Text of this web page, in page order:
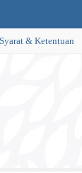
Syarat & Ketentuan